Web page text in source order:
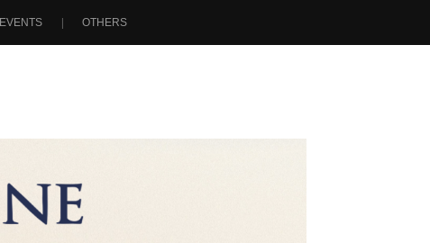
EVENTS OTHERS